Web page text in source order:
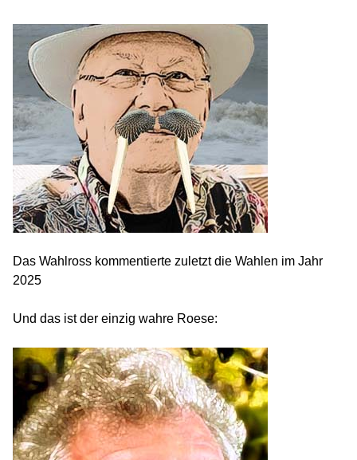
Das Wahlross kommentierte zuletzt die Wahlen im Jahr
2025
Und das ist der einzig wahre Roese: